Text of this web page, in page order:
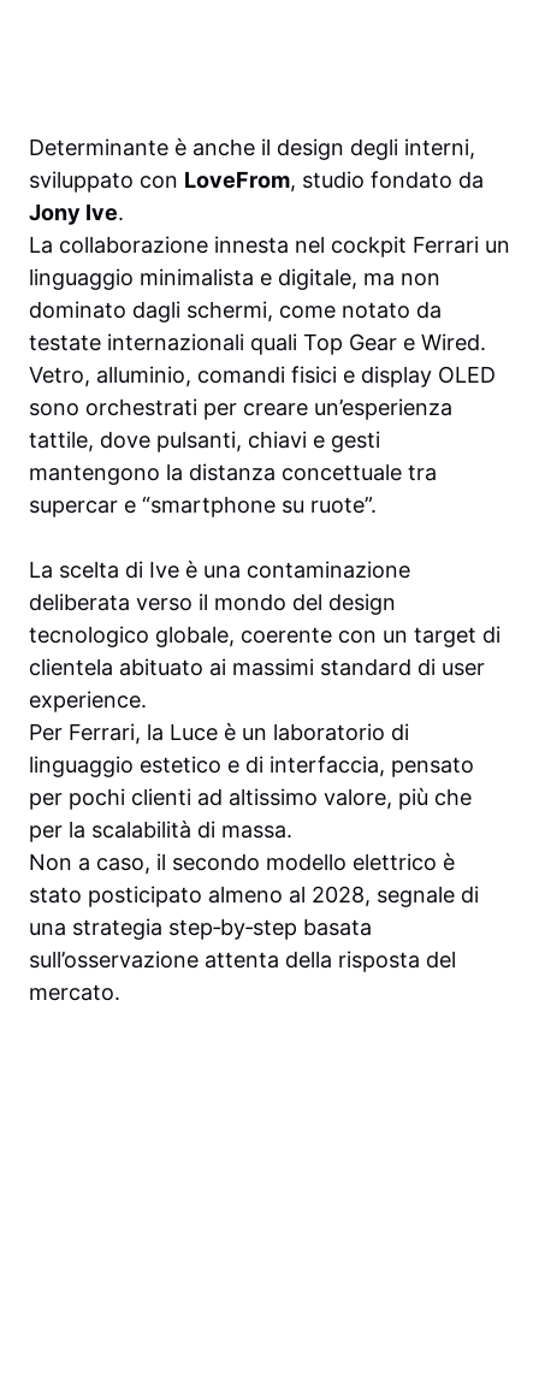
Determinante è anche il design degli interni,
sviluppato con LoveFrom, studio fondato da
Jony Ive.
La collaborazione innesta nel cockpit Ferrari un
linguaggio minimalista e digitale, ma non
dominato dagli schermi, come notato da
testate internazionali quali Top Gear e Wired.
Vetro, alluminio, comandi fisici e display OLED
sono orchestrati per creare un’esperienza
tattile, dove pulsanti, chiavi e gesti
mantengono la distanza concettuale tra
supercar e “smartphone su ruote”.
La scelta di Ive è una contaminazione
deliberata verso il mondo del design
tecnologico globale, coerente con un target di
clientela abituato ai massimi standard di user
experience.
Per Ferrari, la Luce è un laboratorio di
linguaggio estetico e di interfaccia, pensato
per pochi clienti ad altissimo valore, più che
per la scalabilità di massa.
Non a caso, il secondo modello elettrico è
stato posticipato almeno al 2028, segnale di
una strategia step‑by‑step basata
sull’osservazione attenta della risposta del
mercato.